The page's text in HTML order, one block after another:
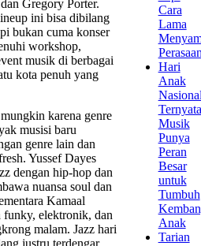
Gregory Porter.
ini bisa dibilang
bukan cuma konser
workshop,
musik di berbagai
kota penuh yang
karena genre
musisi baru
genre lain dan
Yussef Dayes
dengan hip-hop dan
nuansa soul dan
Kamaal
funky, elektronik, dan
malam. Jazz hari
justru terdengar
Cara
Lama
Hari
Anak
Ternyata
Musik
Punya
Peran
Besar
untuk
Tumbuh
Anak
Tarian